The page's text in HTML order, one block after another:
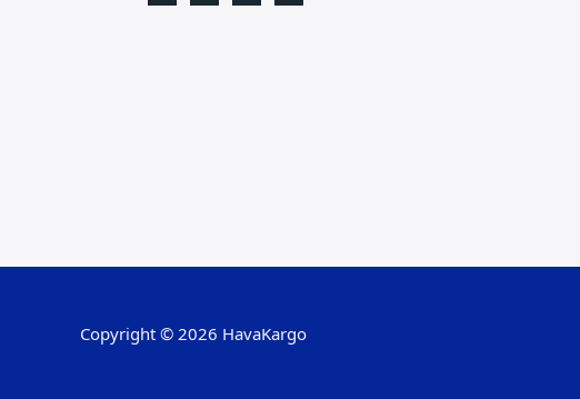
Copyright © 2026 HavaKargo